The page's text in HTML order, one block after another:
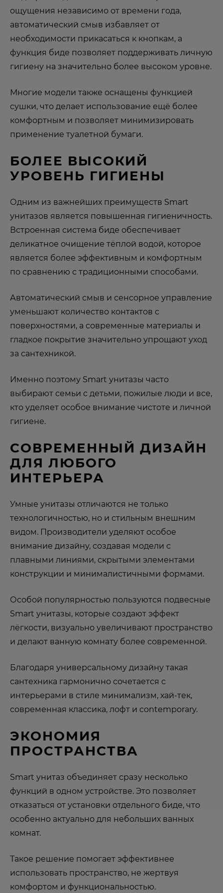
ощущения независимо от времени года,
автоматический смыв избавляет от
необходимости прикасаться к кнопкам, а
функция биде позволяет поддерживать личную
гигиену на значительно более высоком уровне.
Многие модели также оснащены функцией
сушки, что делает использование ещё более
комфортным и позволяет минимизировать
применение туалетной бумаги.
БОЛЕЕ ВЫСОКИЙ
УРОВЕНЬ ГИГИЕНЫ
Одним из важнейших преимуществ Smart
унитазов является повышенная гигиеничность.
Встроенная система биде обеспечивает
деликатное очищение тёплой водой, которое
является более эффективным и комфортным
по сравнению с традиционными способами.
Автоматический смыв и сенсорное управление
уменьшают количество контактов с
поверхностями, а современные материалы и
гладкое покрытие значительно упрощают уход
за сантехникой.
Именно поэтому Smart унитазы часто
выбирают семьи с детьми, пожилые люди и все,
кто уделяет особое внимание чистоте и личной
гигиене.
СОВРЕМЕННЫЙ ДИЗАЙН
ДЛЯ ЛЮБОГО
ИНТЕРЬЕРА
Умные унитазы отличаются не только
технологичностью, но и стильным внешним
видом. Производители уделяют особое
внимание дизайну, создавая модели с
плавными линиями, скрытыми элементами
конструкции и минималистичными формами.
Особой популярностью пользуются подвесные
Smart унитазы, которые создают эффект
лёгкости, визуально увеличивают пространство
и делают ванную комнату более современной.
Благодаря универсальному дизайну такая
сантехника гармонично сочетается с
интерьерами в стиле минимализм, хай-тек,
современная классика, лофт и contemporary.
ЭКОНОМИЯ
ПРОСТРАНСТВА
Smart унитаз объединяет сразу несколько
функций в одном устройстве. Это позволяет
отказаться от установки отдельного биде, что
особенно актуально для небольших ванных
комнат.
Такое решение помогает эффективнее
использовать пространство, не жертвуя
комфортом и функциональностью.